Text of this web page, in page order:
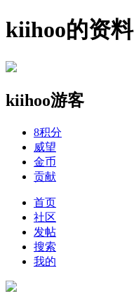
kiihoo的资料
kiihoo游客
8积分
威望
金币
贡献
首页
社区
发帖
搜索
我的